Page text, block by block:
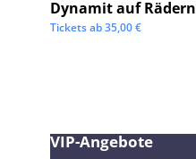
Dynamit auf Rädern
Tickets ab35,00€
VIP-Angebote